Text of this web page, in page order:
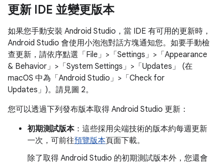
更新 IDE 並變更版本
如果您手動安裝 Android Studio，當 IDE 有可用的更新時，
Android Studio 會使用小泡泡對話方塊通知您。如要手動檢
查更新，請依序點選「File」 >「Settings」 >「Appearance
& Behavior」 >「System Settings」 >「Updates」
(在
macOS 中為「Android Studio」 >「Check for
Updates」 )。請見圖 2。
您可以透過下列發布版本取得 Android Studio 更新：
初期測試版本：這些採用尖端技術的版本約每週更新
一次，可前往預覽版本頁面下載。
除了取得 Android Studio 的初期測試版本外，您還會